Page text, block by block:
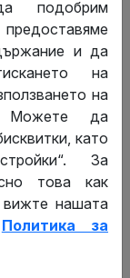
от книгата
на
DPK.bg?
на нови
и други
да се
подобрим
и да
на
на
Можете да
като
За
това как
нашата
Политика за